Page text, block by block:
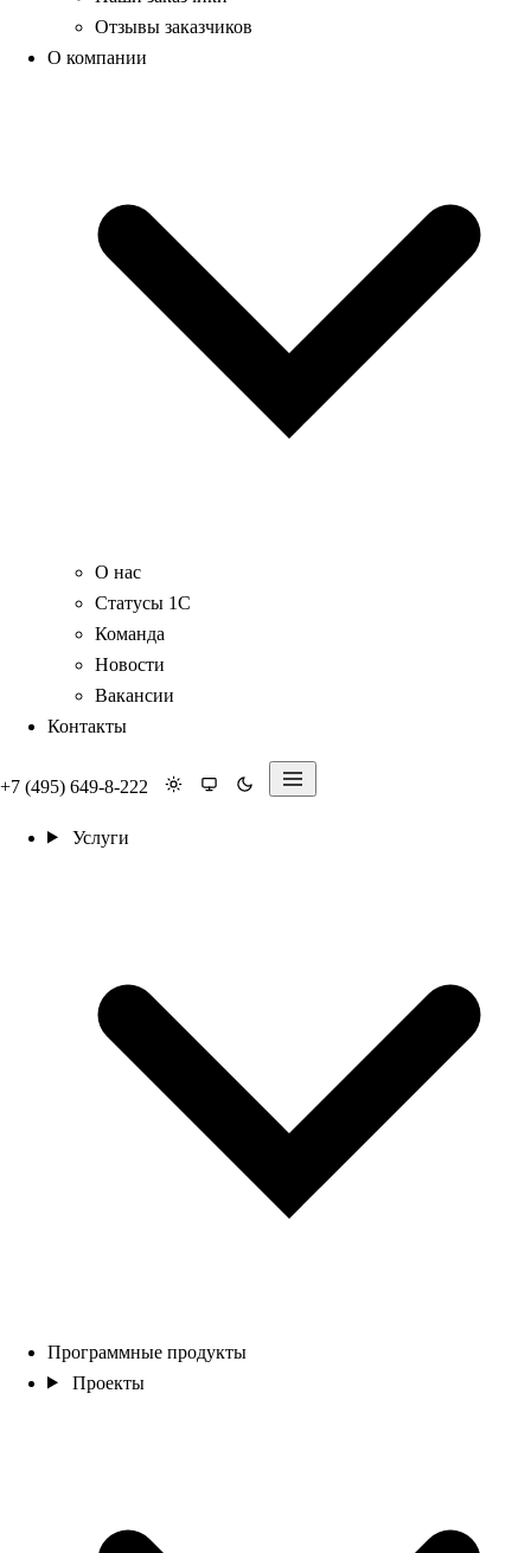
Отзывы заказчиков
О компании
О нас
Статусы 1С
Команда
Новости
Вакансии
Контакты
+7 (495) 649-8-222
Услуги
Программные продукты
Проекты